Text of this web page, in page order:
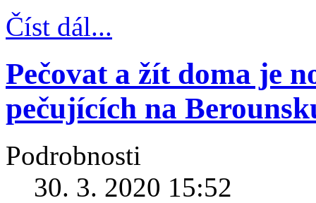
Číst dál...
Pečovat a žít doma je
pečujících na
Podrobnosti
30. 3. 2020 15:52